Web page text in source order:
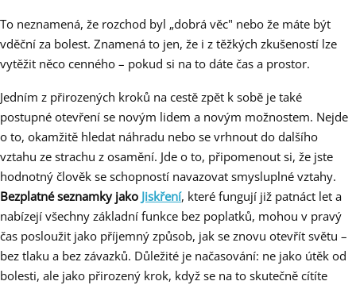
To neznamená, že rozchod byl „dobrá věc" nebo že máte být
vděční za bolest. Znamená to jen, že i z těžkých zkušeností lze
vytěžit něco cenného – pokud si na to dáte čas a prostor.
Jedním z přirozených kroků na cestě zpět k sobě je také
postupné otevření se novým lidem a novým možnostem. Nejde
o to, okamžitě hledat náhradu nebo se vrhnout do dalšího
vztahu ze strachu z osamění. Jde o to, připomenout si, že jste
hodnotný člověk se schopností navazovat smysluplné vztahy.
Bezplatné seznamky jako Jiskření, které fungují již patnáct let a
nabízejí všechny základní funkce bez poplatků, mohou v pravý
čas posloužit jako příjemný způsob, jak se znovu otevřít světu –
bez tlaku a bez závazků. Důležité je načasování: ne jako útěk od
bolesti, ale jako přirozený krok, když se na to skutečně cítíte